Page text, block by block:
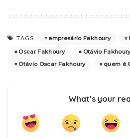
TAGS: empresário Fakhoury
Oscar Fakhoury
Otávio
Otávio Oscar Fakhoury
quem é
What’s your